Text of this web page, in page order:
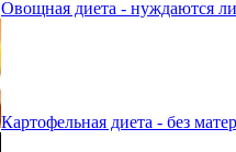
Овощная диета - нуждаются
Картофельная диета - без